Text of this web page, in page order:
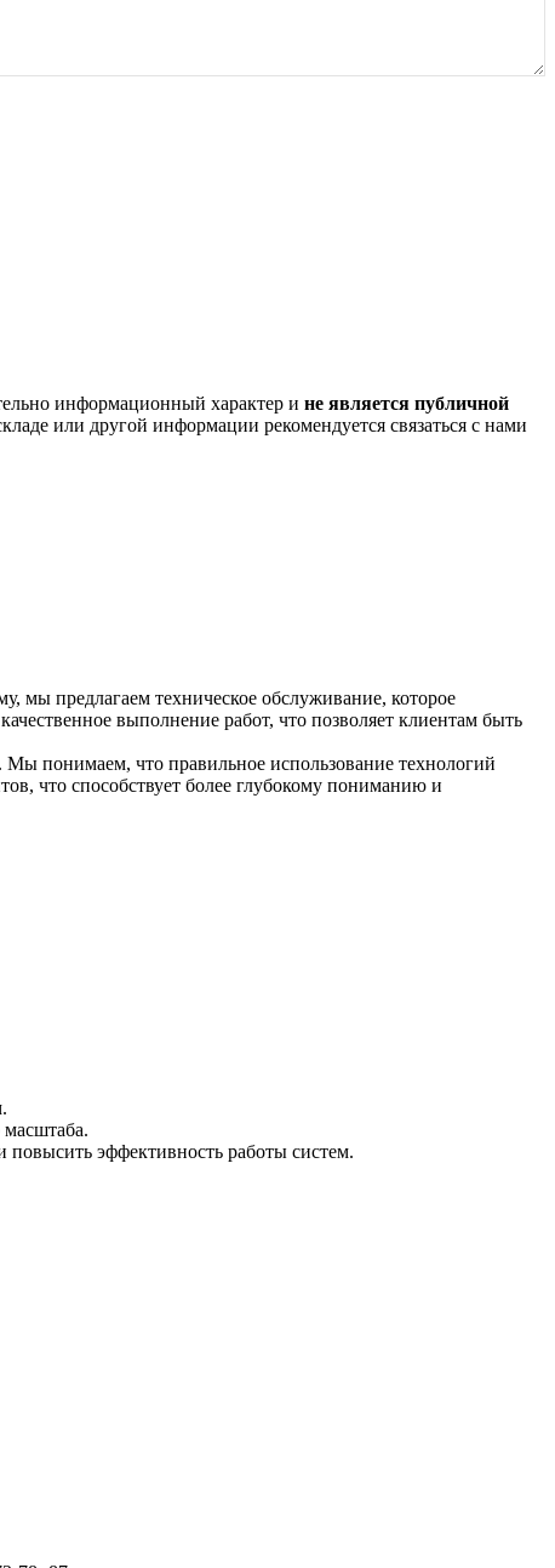
информационный характер и не является публичной
или другой информации рекомендуется связаться с нами
мы предлагаем техническое обслуживание, которое
выполнение работ, что позволяет клиентам быть
понимаем, что правильное использование технологий
что способствует более глубокому пониманию и
эффективность работы систем.